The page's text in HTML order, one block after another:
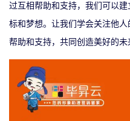
过互相帮助和支持，我们可以
标和梦想。让我们学会关注他
帮助和支持，共同创造美好的未